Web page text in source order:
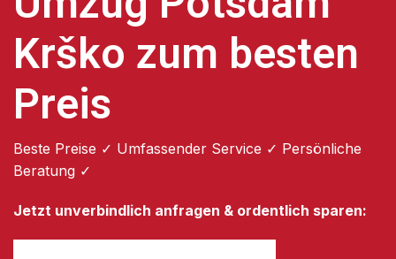
Krško zum besten
Preis
Beste Preise ✓ Umfassender Service ✓ Persönliche
Beratung ✓
Jetzt unverbindlich anfragen & ordentlich sparen: